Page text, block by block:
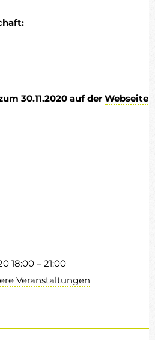
30.11.2020 auf derWebseite
18:00 – 21:00
Veranstaltungen